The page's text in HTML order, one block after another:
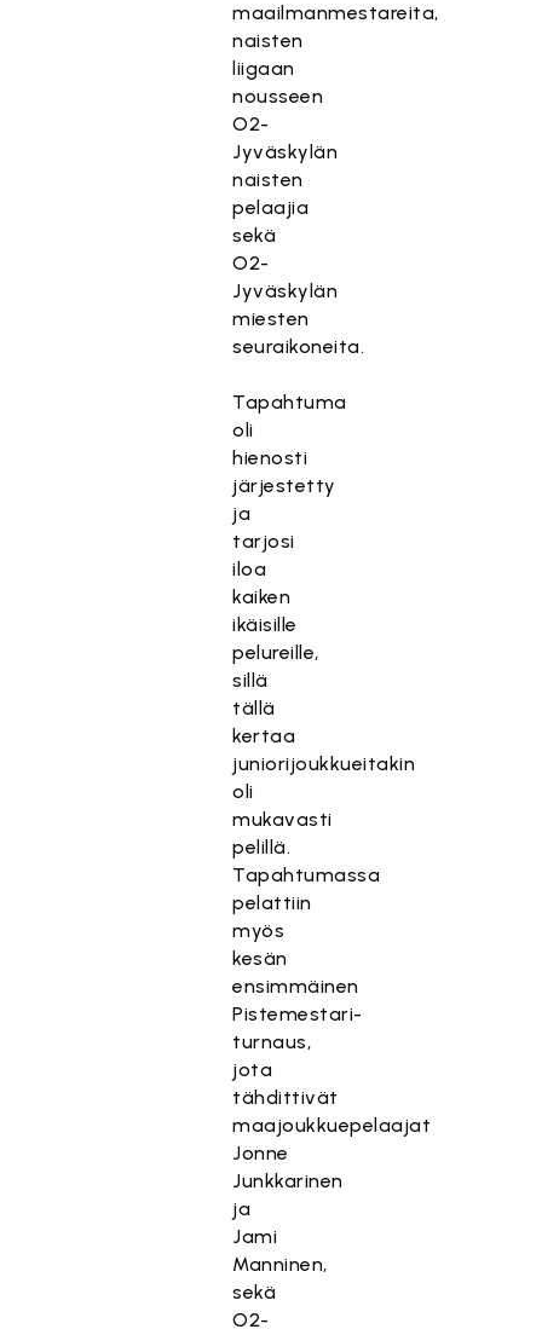
maailmanmestareita,
naisten
liigaan
nousseen
O2-
Jyväskylän
naisten
pelaajia
sekä
O2-
Jyväskylän
miesten
seuraikoneita.
Tapahtuma
oli
hienosti
järjestetty
ja
tarjosi
iloa
kaiken
ikäisille
pelureille,
sillä
tällä
kertaa
juniorijoukkueitakin
oli
mukavasti
pelillä.
Tapahtumassa
pelattiin
myös
kesän
ensimmäinen
Pistemestari-
turnaus,
jota
tähdittivät
maajoukkuepelaajat
Jonne
Junkkarinen
ja
Jami
Manninen,
sekä
O2-